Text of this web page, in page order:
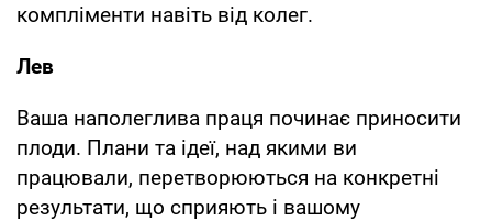
компліменти навіть від колег.
Лев
Ваша наполеглива праця починає приносити
плоди. Плани та ідеї, над якими ви
працювали, перетворюються на конкретні
результати, що сприяють і вашому